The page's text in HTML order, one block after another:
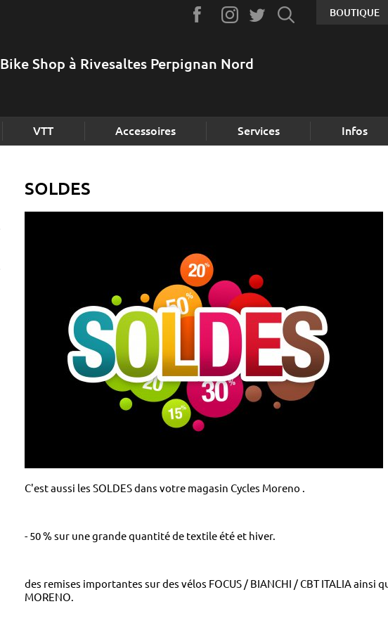
Bike Shop à Rivesaltes Perpignan Nord
SOLDES
C'est aussi les SOLDES dans votre magasin Cycles Moreno .
- 50 % sur une grande quantité de textile été et hiver.
des remises importantes sur des vélos FOCUS / BIANCHI / CBT ITALIA ainsi
MORENO.
VTT Accessoires Services Infos
BOUTIQUE